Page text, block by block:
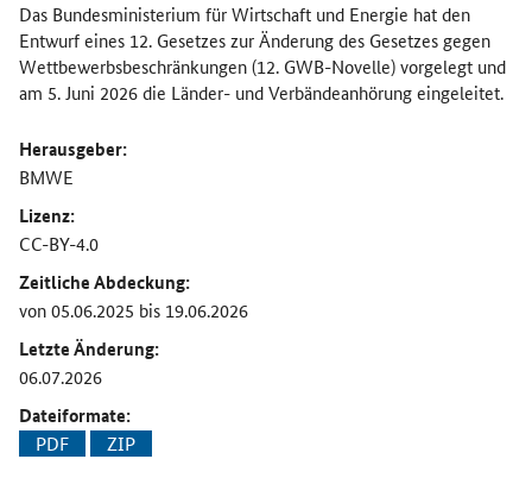
Das Bundesministerium für Wirtschaft und Energie hat den
Entwurf eines 12. Gesetzes zur Änderung des Gesetzes gegen
Wettbewerbsbeschränkungen (12. GWB-Novelle) vorgelegt und
am 5. Juni 2026 die Länder- und Verbändeanhörung eingeleitet.
Herausgeber:
BMWE
Lizenz:
CC-BY-4.0
Zeitliche Abdeckung:
von 05.06.2025 bis 19.06.2026
Letzte Änderung:
06.07.2026
Dateiformate:
PDF ZIP